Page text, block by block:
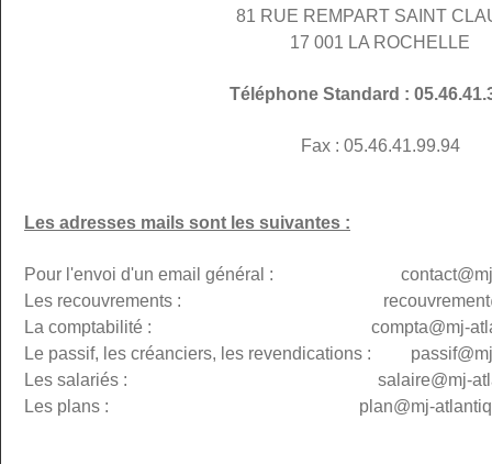
81 RUE REMPART SAINT
17 001 LA ROCHELLE
Téléphone Standard :
Fax : 05.46.41.99.94
Les adresses mails sont les suivantes :
Pour l'envoi d'un email général : contact@mj-
Les recouvrements :
La comptabilité : compta@mj-
Le passif, les créanciers, les revendications : passif@
Les salariés : salaire@mj-
Les plans :
plan@mj-